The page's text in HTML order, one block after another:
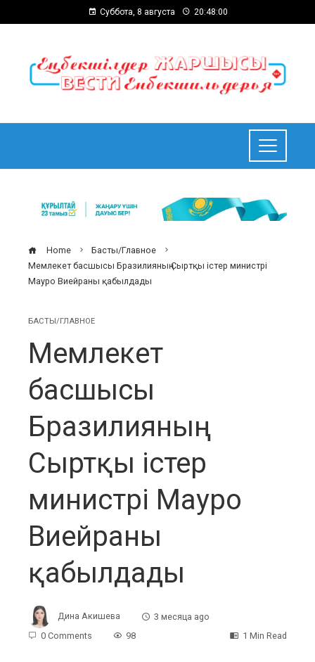
Суббота, 8 августа 20:48:01
Home
Басты/Главное
Мемлекет басшысы Бразилияның Сыртқы істер министрі
Мауро Виейраны қабылдады
БАСТЫ/ГЛАВНОЕ
Мемлекет
басшысы
Бразилияның
Сыртқы істер
министрі Мауро
Виейраны
қабылдады
Дина Акишева
3 месяца ago
0 Comments
98 1 Min Read